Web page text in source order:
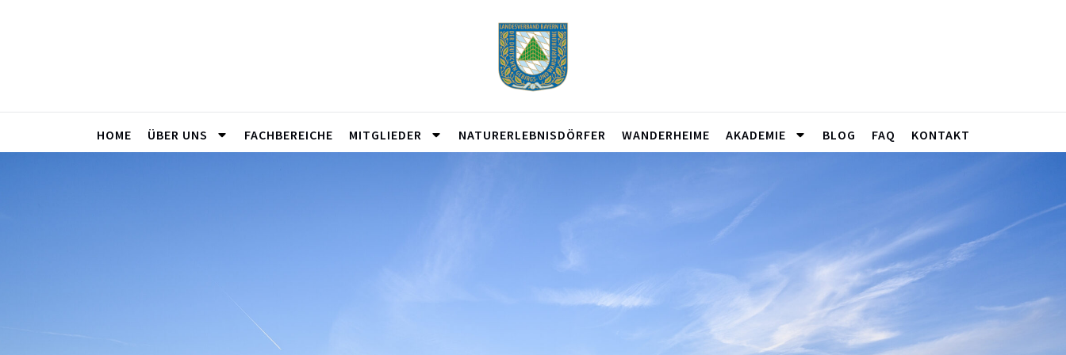
HOME ÜBER UNS FACHBEREICHE MITGLIEDER NATURERLEBNISDÖRFER WANDERHEIME AKADEMIE BLOG FAQ KONTAKT